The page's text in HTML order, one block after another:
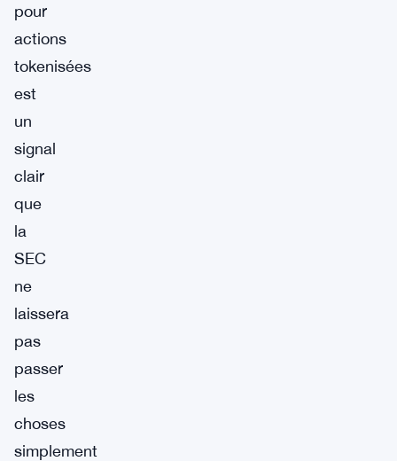
pour
actions
tokenisées
est
un
signal
clair
que
la
SEC
ne
laissera
pas
passer
les
choses
simplement